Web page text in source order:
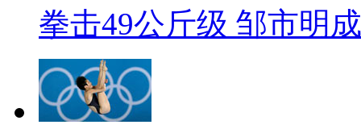
拳击49公斤级 邹市明